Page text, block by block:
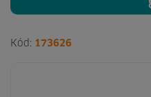
Kód: 173626